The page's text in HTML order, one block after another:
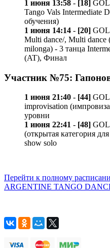
1 июня 13:58 - [18]
Tango Vals Intermediate
обучения)
1 июня 14:14 - [20]
Multi dance/, Multi dance
milonga) - 3 танца
(AT), Финал
Участник №75:
1 июня 21:40 - [44]
improvisation
уровни
1 июня 22:41 - [48]
(открытая категория
show solo
Перейти к полному
ARGENTINE TANGO